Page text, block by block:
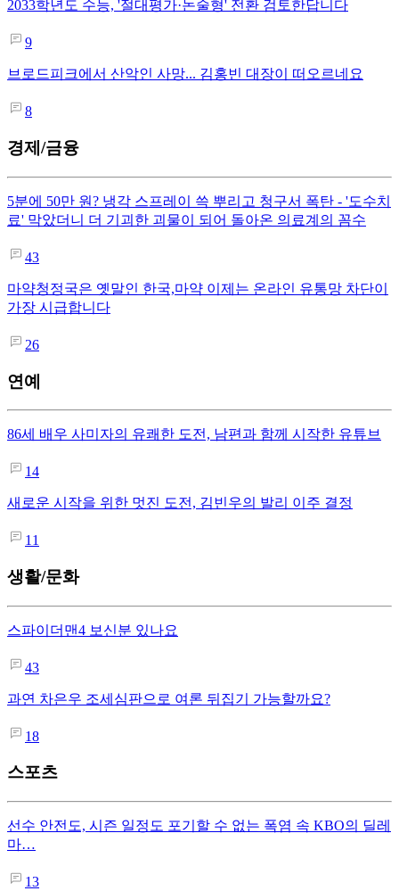
2033학년도 수능, '절대평가·논술형' 전환 검토한답니다
9
브로드피크에서 산악인 사망... 김홍빈 대장이 떠오르네요
8
경제/금융
5분에 50만 원? 냉각 스프레이 쓱 뿌리고 청구서 폭탄 - '도수치
료' 막았더니 더 기괴한 괴물이 되어 돌아온 의료계의 꼼수
43
마약청정국은 옛말인 한국,마약 이제는 온라인 유통망 차단이
가장 시급합니다
26
연예
86세 배우 사미자의 유쾌한 도전, 남편과 함께 시작한 유튜브
14
새로운 시작을 위한 멋진 도전, 김빈우의 발리 이주 결정
11
생활/문화
스파이더맨4 보신분 있나요
43
과연 차은우 조세심판으로 여론 뒤집기 가능할까요?
18
스포츠
선수 안전도, 시즌 일정도 포기할 수 없는 폭염 속 KBO의 딜레
마…
13